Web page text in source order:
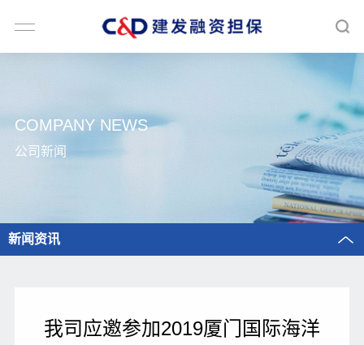
COMPANY NEWS
公司新闻
新闻资讯
我司应邀参加2019厦门国际海洋